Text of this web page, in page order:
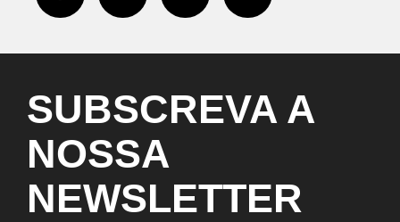
SUBSCREVA A
NOSSA
NEWSLETTER